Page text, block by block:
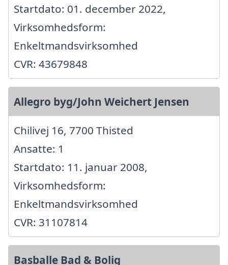
Startdato: 01. december 2022,
Virksomhedsform:
Enkeltmandsvirksomhed
CVR: 43679848
Allegro byg/John Weichert Jensen
Chilivej 16, 7700 Thisted
Ansatte: 1
Startdato: 11. januar 2008,
Virksomhedsform:
Enkeltmandsvirksomhed
CVR: 31107814
Basballe Bad & Bolig